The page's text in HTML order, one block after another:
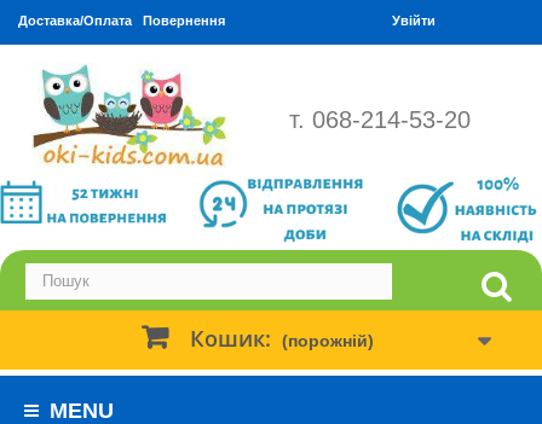
Доставка/Оплата Повернення Увійти
т. 068-214-53-20
Кошик: (порожній)
MENU